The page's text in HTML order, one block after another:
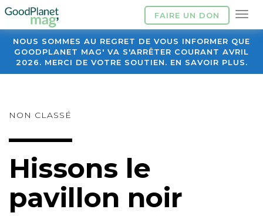
FAIRE UN DON
NOUS SOMMES AU REGRET DE VOUS INFORMER QUE
GOODPLANET MAG' VA S'ARRÊTER COURANT AVRIL
2026. MERCI DE VOTRE SOUTIEN. EN SAVOIR PLUS.
NON CLASSÉ
Hissons le
pavillon noir